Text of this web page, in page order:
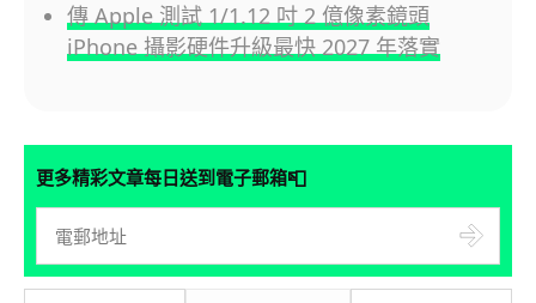
傳 Apple 測試 1/1.12 吋 2 億像素鏡頭
iPhone 攝影硬件升級最快 2027 年落實
更多精彩文章每日送到電子郵箱📮